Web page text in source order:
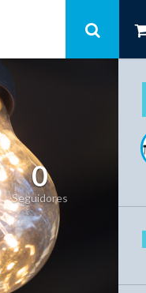
0
Seguidores